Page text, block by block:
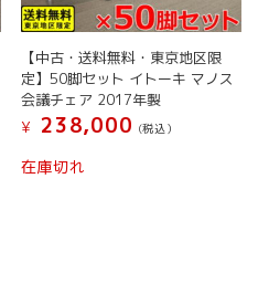
【中古・送料無料・東京地区限
定】50脚セット イトーキ マノス
会議チェア 2017年製
¥ 238,000 (税込）
在庫切れ